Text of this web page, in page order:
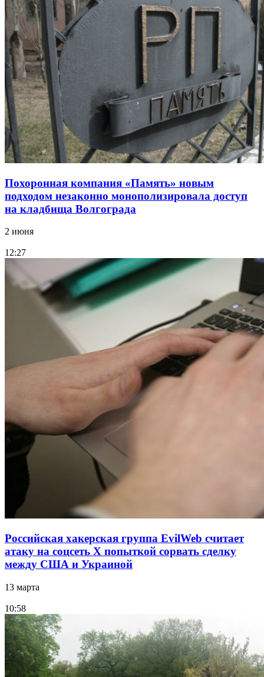
Похоронная компания «Память» новым
подходом незаконно монополизировала доступ
на кладбища Волгограда
2 июня
12:27
Российская хакерская группа EvilWeb считает
атаку на соцсеть Х попыткой сорвать сделку
между США и Украиной
13 марта
10:58